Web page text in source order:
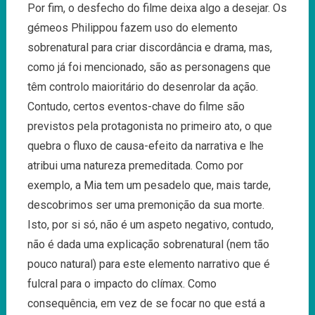
Por fim, o desfecho do filme deixa algo a desejar. Os
gémeos Philippou fazem uso do elemento
sobrenatural para criar discordância e drama, mas,
como já foi mencionado, são as personagens que
têm controlo maioritário do desenrolar da ação.
Contudo, certos eventos-chave do filme são
previstos pela protagonista no primeiro ato, o que
quebra o fluxo de causa-efeito da narrativa e lhe
atribui uma natureza premeditada. Como por
exemplo, a Mia tem um pesadelo que, mais tarde,
descobrimos ser uma premonição da sua morte.
Isto, por si só, não é um aspeto negativo, contudo,
não é dada uma explicação sobrenatural (nem tão
pouco natural) para este elemento narrativo que é
fulcral para o impacto do clímax. Como
consequência, em vez de se focar no que está a